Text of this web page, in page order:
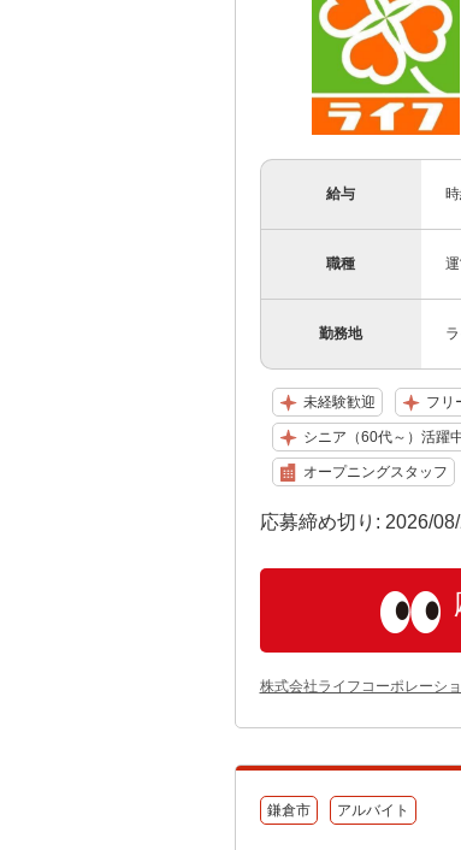
給与
職種
勤務地
未経験歓迎 フリ
シニア（60代～）活躍
オープニングスタッフ
応募締め切り: 2026/
株式会社ライフコーポレーシ
鎌倉市 アルバイト